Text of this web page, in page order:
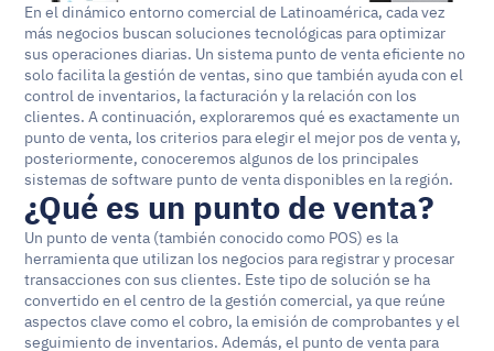
En el dinámico entorno comercial de Latinoamérica, cada vez
más negocios buscan soluciones tecnológicas para optimizar
sus operaciones diarias. Un sistema punto de venta eficiente no
solo facilita la gestión de ventas, sino que también ayuda con el
control de inventarios, la facturación y la relación con los
clientes. A continuación, exploraremos qué es exactamente un
punto de venta, los criterios para elegir el mejor pos de venta y,
posteriormente, conoceremos algunos de los principales
sistemas de software punto de venta disponibles en la región.
¿Qué es un punto de venta?
Un punto de venta (también conocido como POS) es la
herramienta que utilizan los negocios para registrar y procesar
transacciones con sus clientes. Este tipo de solución se ha
convertido en el centro de la gestión comercial, ya que reúne
aspectos clave como el cobro, la emisión de comprobantes y el
seguimiento de inventarios. Además, el punto de venta para